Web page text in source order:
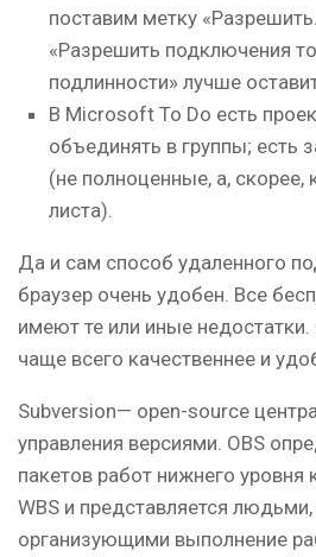
поставим метку
«Разрешить подключения
подлинности» лучше
В Microsoft To Do есть
объединять в группы; есть
(не полноценные, а, скорее,
листа).
Да и сам способ удаленного
браузер очень удобен. Все
имеют те или иные
чаще всего качественнее и
Subversion— open-source
управления версиями. OBS
пакетов работ нижнего уровня
WBS и представляется
организующими выполнение